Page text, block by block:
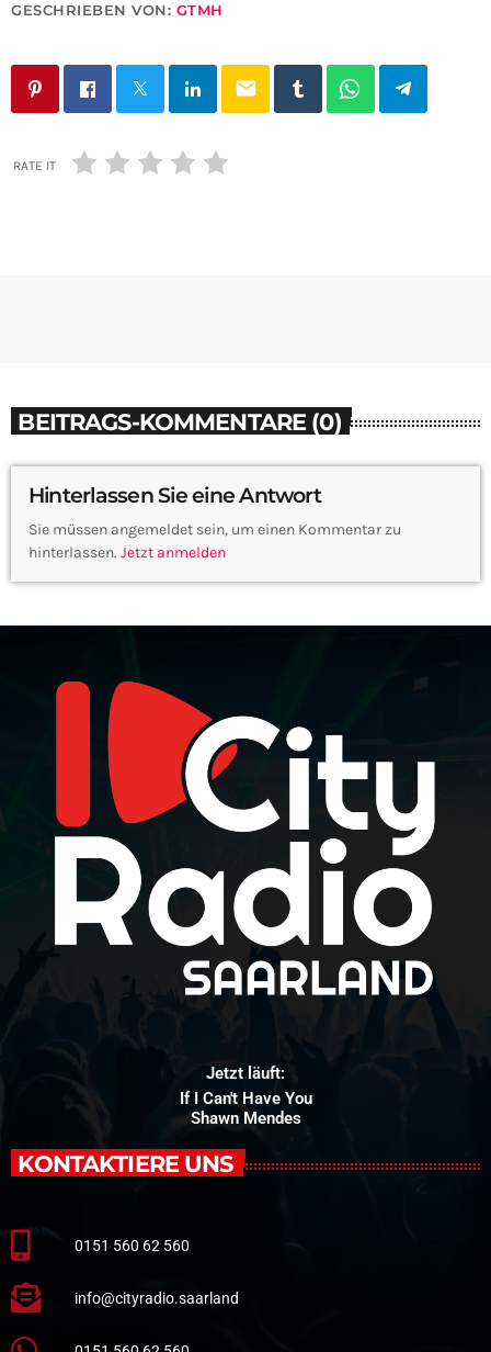
GESCHRIEBEN VON: GTMH
email
RATE IT
BEITRAGS-KOMMENTARE (0)
Hinterlassen Sie eine Antwort
Sie müssen angemeldet sein, um einen Kommentar zu
hinterlassen. Jetzt anmelden
Jetzt läuft:
If I Can't Have You
Shawn Mendes
KONTAKTIERE UNS
0151 560 62 560
info@cityradio.saarland